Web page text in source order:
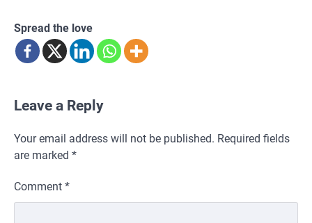
Spread the love
Leave a Reply
Your email address will not be published. Required fields
are marked *
Comment *